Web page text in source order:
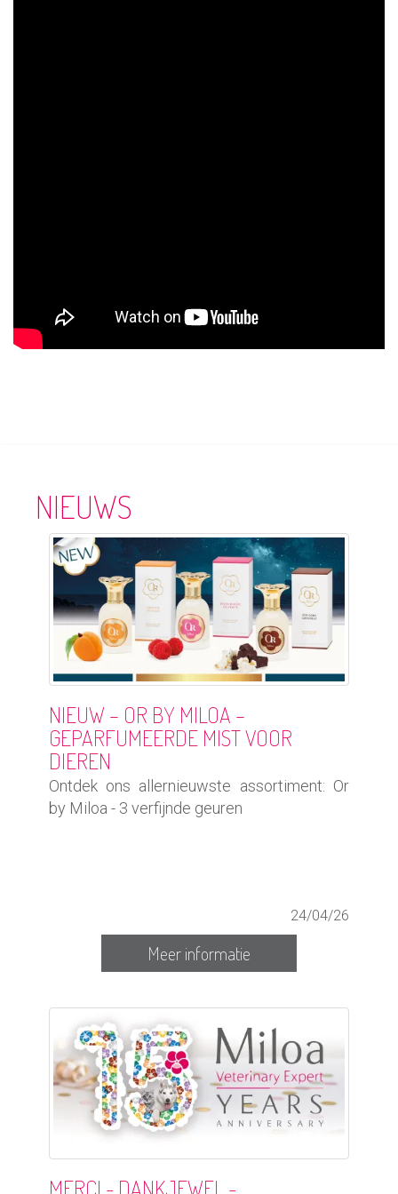
NIEUWS
NIEUW – OR BY MILOA –
GEPARFUMEERDE MIST VOOR
DIEREN
Ontdek ons allernieuwste assortiment: Or
by Miloa - 3 verfijnde geuren
24/04/26
Meer informatie
MERCI - DANKJEWEL -